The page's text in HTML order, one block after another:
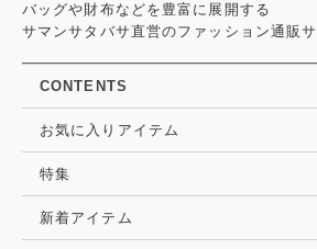
バッグや財布などを豊富に展開する
サマンサタバサ直営のファッション通販サ
CONTENTS
お気に入りアイテム
特集
新着アイテム